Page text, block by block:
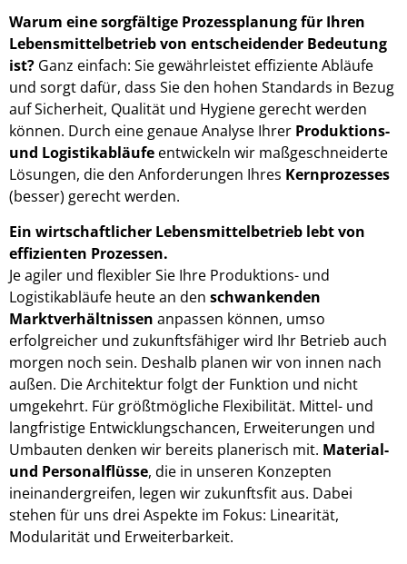
Warum eine sorgfältige Prozessplanung für Ihren
Lebensmittelbetrieb von entscheidender Bedeutung
ist? Ganz einfach: Sie gewährleistet effiziente Abläufe
und sorgt dafür, dass Sie den hohen Standards in Bezug
auf Sicherheit, Qualität und Hygiene gerecht werden
können. Durch eine genaue Analyse Ihrer Produktions-
und Logistikabläufe entwickeln wir maßgeschneiderte
Lösungen, die den Anforderungen Ihres Kernprozesses
(besser) gerecht werden.
Ein wirtschaftlicher Lebensmittelbetrieb lebt von
effizienten Prozessen.
Je agiler und flexibler Sie Ihre Produktions- und
Logistikabläufe heute an den schwankenden
Marktverhältnissen anpassen können, umso
erfolgreicher und zukunftsfähiger wird Ihr Betrieb auch
morgen noch sein. Deshalb planen wir von innen nach
außen. Die Architektur folgt der Funktion und nicht
umgekehrt. Für größtmögliche Flexibilität. Mittel- und
langfristige Entwicklungschancen, Erweiterungen und
Umbauten denken wir bereits planerisch mit. Material-
und Personalflüsse, die in unseren Konzepten
ineinandergreifen, legen wir zukunftsfit aus. Dabei
stehen für uns drei Aspekte im Fokus: Linearität,
Modularität und Erweiterbarkeit.